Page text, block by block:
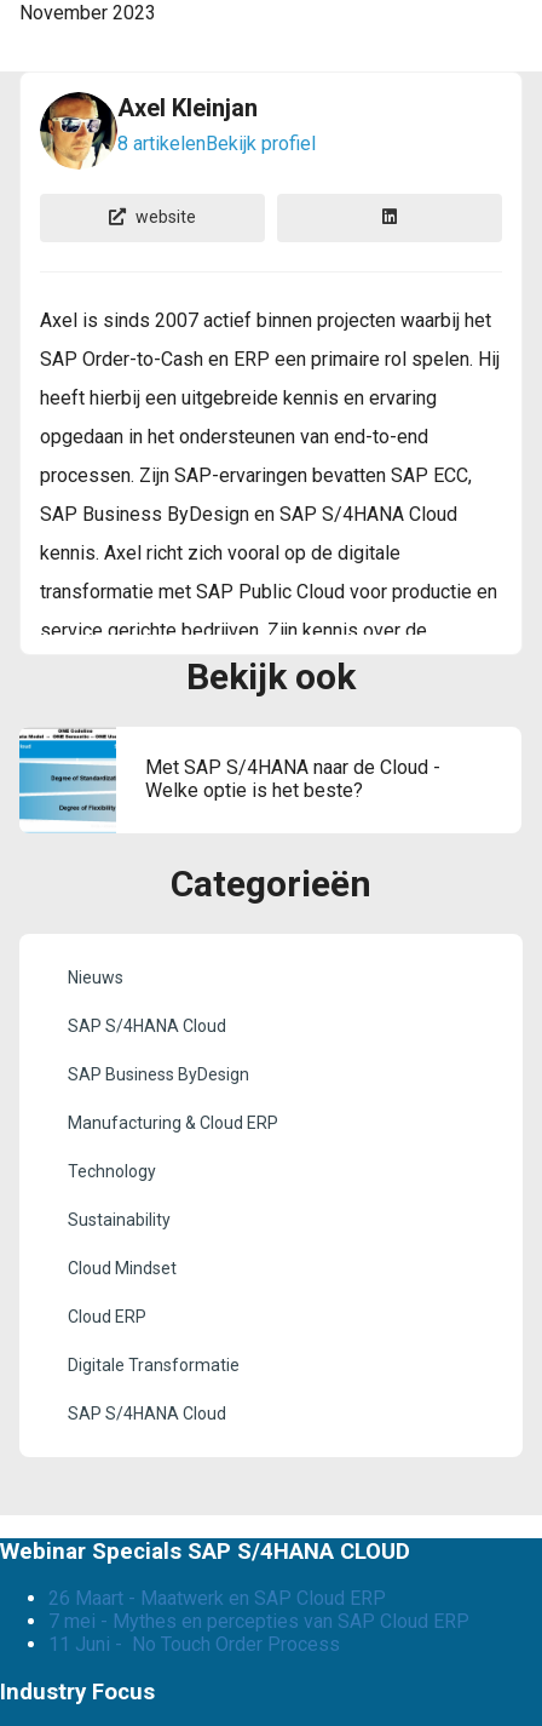
November 2023
Axel Kleinjan
8 artikelenBekijk profiel
website
Axel is sinds 2007 actief binnen projecten waarbij het
SAP Order-to-Cash en ERP een primaire rol spelen. Hij
heeft hierbij een uitgebreide kennis en ervaring
opgedaan in het ondersteunen van end-to-end
processen. Zijn SAP-ervaringen bevatten SAP ECC,
SAP Business ByDesign en SAP S/4HANA Cloud
kennis. Axel richt zich vooral op de digitale
transformatie met SAP Public Cloud voor productie en
service gerichte bedrijven. Zijn kennis over de
implementatie-methodiek SAP Activate evenals het
maakt van Axel een succesvolle projectleider.
Bekijk ook
Met SAP S/4HANA naar de Cloud -
Welke optie is het beste?
Categorieën
Nieuws
SAP S/4HANA Cloud
SAP Business ByDesign
Manufacturing & Cloud ERP
Technology
Sustainability
Cloud Mindset
Cloud ERP
Digitale Transformatie
SAP S/4HANA Cloud
Webinar Specials SAP S/4HANA CLOUD
26 Maart - Maatwerk en SAP Cloud ERP
7 mei - Mythes en percepties van SAP Cloud ERP
11 Juni - No Touch Order Process
Industry Focus